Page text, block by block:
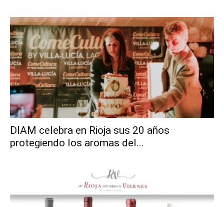
DIAM celebra en Rioja sus 20 años
protegiendo los aromas del...